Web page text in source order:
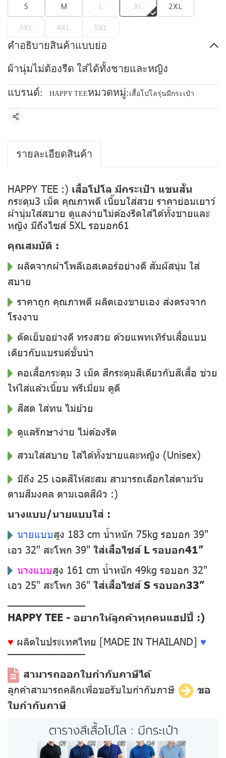
S M L XL
2XL
3XL
4XL 5XL
คำอธิบายสินค้าแบบย่อ
ผ้านุ่มไม่ต้องรีด ใส่ได้ทั้งชายและหญิง
แบรนด์: HAPPY TEEหมวดหมู่: เสื้อโปโลรุ่นมีกระเป๋า
แชร์
รายละเอียดสินค้า
HAPPY TEE :) เสื้อโปโล มีกระเป๋า แขนสั้น
กระดุม3 เม็ด คุณภาพดี เนี๊ยบใส่สวย ราคาย่อมเยาว์
ผ้านุ่มใส่สบาย ดูแลง่ายไม่ต้องรีดใส่ได้ทั้งชายและ
หญิง มีถึงไซส์ 5XL รอบอก61
คุณสมบัติ :
ผลิตจากผ้าโพลีเอสเตอร์อย่างดี สัมผัสนุ่ม ใส่
สบาย
ราคาถูก คุณภาพดี ผลิตเองขายเอง ส่งตรงจาก
โรงงาน
ตัดเย็บอย่างดี ทรงสวย ด้วยแพทเทิร์นเสื้อแบบ
เดียวกับแบรนด์ชั้นนำ
คอเสื้อกระดุม 3 เม็ด สีกระดุมสีเดียวกับสีเสื้อ ช่วย
ให้ใส่แล้วเนี๊ยบ พรีเมี่ยม ดูดี
สีสด ใส่ทน ไม่ย้วย
ดูแลรักษาง่าย ไม่ต้องรีด
สวมใส่สบาย ใส่ได้ทั้งชายและหญิง (Unisex)
มีถึง 25 เฉดสีให้สะสม สามารถเลือกใส่ตามวัน
ตามสีมงคล ตามเฉดสีผิว :)
นางแบบ/นายแบบใส่ :
นายแบบสูง 183 cm น้ำหนัก 75kg รอบอก 39"
เอว 32" สะโพก 39" ใส่เสื้อไซส์ L รอบอก41”
นางแบบสูง 161 cm น้ำหนัก 49kg รอบอก 32"
เอว 25" สะโพก 36" ใส่เสื้อไซส์ S รอบอก33”
––––––––––––––
HAPPY TEE - อยากให้ลูกค้าทุกคนแฮปปี้ :)
♥ ผลิตในประเทศไทย [MADE IN THAILAND] ♥
––––––––––––––
สามารถออกใบกำกับภาษีได้
ลูกค้าสามารถคลิกเพื่อขอรับใบกำกับภาษี
ขอ
ใบกำกับภาษี